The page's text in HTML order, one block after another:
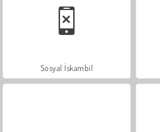
Sosyal İskambil